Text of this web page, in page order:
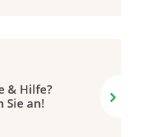
& Hilfe?
Sie an!